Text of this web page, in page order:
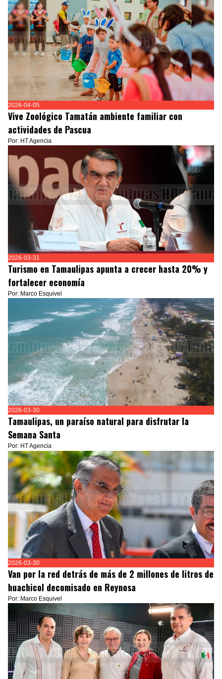
2026-04-05
Vive Zoológico Tamatán ambiente familiar con
actividades de Pascua
Por: HT Agencia
2026-03-31
Turismo en Tamaulipas apunta a crecer hasta 20% y
fortalecer economía
Por: Marco Esquivel
2026-03-30
Tamaulipas, un paraíso natural para disfrutar la
Semana Santa
Por: HT Agencia
2026-03-30
Van por la red detrás de más de 2 millones de litros de
huachicol decomisado en Reynosa
Por: Marco Esquivel